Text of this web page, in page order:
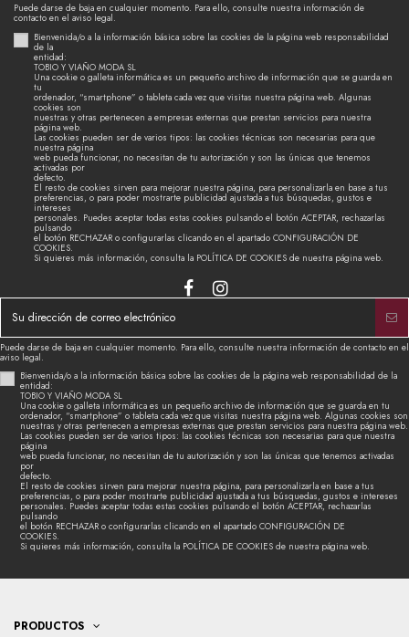
Puede darse de baja en cualquier momento. Para ello, consulte nuestra información de
contacto en el aviso legal.
Bienvenida/o a la información básica sobre las cookies de la página web responsabilidad
de la
entidad:
TOBIO Y VIAÑO MODA SL
Una cookie o galleta informática es un pequeño archivo de información que se guarda en
tu
ordenador, “smartphone” o tableta cada vez que visitas nuestra página web. Algunas
cookies son
nuestras y otras pertenecen a empresas externas que prestan servicios para nuestra
página web.
Las cookies pueden ser de varios tipos: las cookies técnicas son necesarias para que
nuestra página
web pueda funcionar, no necesitan de tu autorización y son las únicas que tenemos
activadas por
defecto.
El resto de cookies sirven para mejorar nuestra página, para personalizarla en base a tus
preferencias, o para poder mostrarte publicidad ajustada a tus búsquedas, gustos e
intereses
personales. Puedes aceptar todas estas cookies pulsando el botón ACEPTAR, rechazarlas
pulsando
el botón RECHAZAR o configurarlas clicando en el apartado CONFIGURACIÓN DE
COOKIES.
Si quieres más información, consulta la POLÍTICA DE COOKIES de nuestra página web.
Puede darse de baja en cualquier momento. Para ello, consulte nuestra información de contacto en el
aviso legal.
Bienvenida/o a la información básica sobre las cookies de la página web responsabilidad de la
entidad:
TOBIO Y VIAÑO MODA SL
Una cookie o galleta informática es un pequeño archivo de información que se guarda en tu
ordenador, “smartphone” o tableta cada vez que visitas nuestra página web. Algunas cookies son
nuestras y otras pertenecen a empresas externas que prestan servicios para nuestra página web.
Las cookies pueden ser de varios tipos: las cookies técnicas son necesarias para que nuestra
página
web pueda funcionar, no necesitan de tu autorización y son las únicas que tenemos activadas
por
defecto.
El resto de cookies sirven para mejorar nuestra página, para personalizarla en base a tus
preferencias, o para poder mostrarte publicidad ajustada a tus búsquedas, gustos e intereses
personales. Puedes aceptar todas estas cookies pulsando el botón ACEPTAR, rechazarlas
pulsando
el botón RECHAZAR o configurarlas clicando en el apartado CONFIGURACIÓN DE
COOKIES.
Si quieres más información, consulta la POLÍTICA DE COOKIES de nuestra página web.
PRODUCTOS